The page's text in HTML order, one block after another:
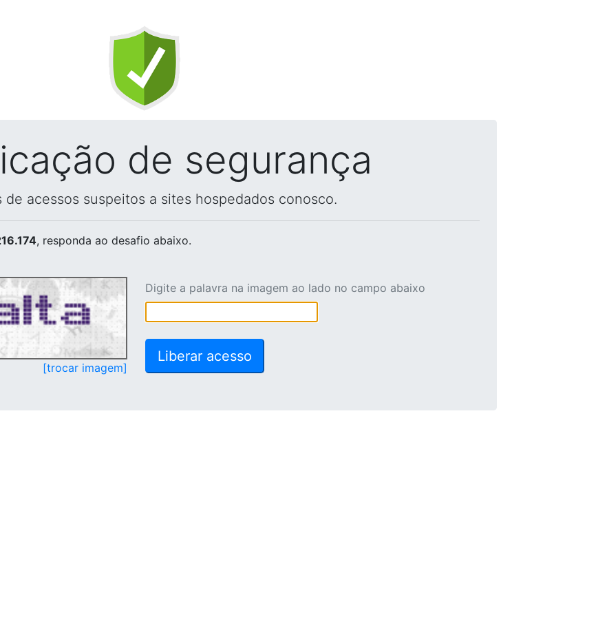
de segurança
acessos suspeitos a sites hospedados conosco.
, responda ao desafio abaixo.
[trocar imagem]
Digite a palavra na imagem ao lado no campo abaixo